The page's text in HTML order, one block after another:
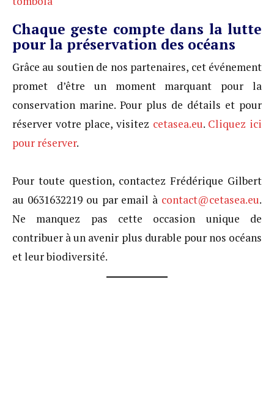
Chaque geste compte dans la lutte
pour la préservation des océans
Grâce au soutien de nos partenaires, cet événement
promet d’être un moment marquant pour la
conservation marine. Pour plus de détails et pour
réserver votre place, visitez cetasea.eu. Cliquez ici
pour réserver.
Pour toute question, contactez Frédérique Gilbert
au 0631632219 ou par email à contact@cetasea.eu.
Ne manquez pas cette occasion unique de
contribuer à un avenir plus durable pour nos océans
et leur biodiversité.